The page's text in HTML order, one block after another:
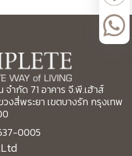
ำกัด 71 อาคาร จี.พี.เฮ้าส์
งสี่พระยา เขตบางรัก กรุงเทพ
0005